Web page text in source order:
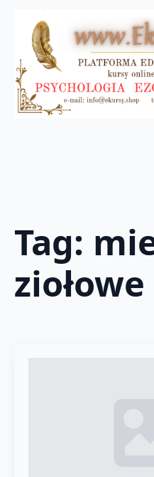
Tag:
ziołowe